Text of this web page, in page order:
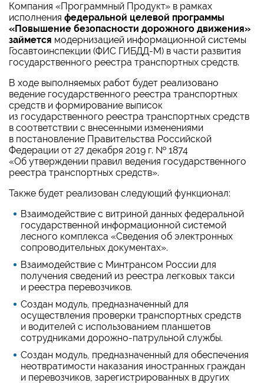
Компания «Программный Продукт» в рамках
исполнения федеральной целевой программы
«Повышение безопасности дорожного движения»
займется модернизацией информационной системы
Госавтоинспекции (ФИС ГИБДД-М) в части развития
государственного реестра транспортных средств.
В ходе выполняемых работ будет реализовано
ведение государственного реестра транспортных
средств и формирование выписок
из государственного реестра транспортных средств
в соответствии с внесенными изменениями
в постановление Правительства Российской
Федерации от 27 декабря 2019 г. № 1874
«Об утверждении правил ведения государственного
реестра транспортных средств».
Также будет реализован следующий функционал:
Взаимодействие с витриной данных федеральной
государственной информационной системой
лесного комплекса «Сведения об электронных
сопроводительных документах».
Взаимодействие с Минтрансом России для
получения сведений из реестра легковых такси
и реестра перевозчиков.
Создан модуль, предназначенный для
осуществления проверки транспортных средств
и водителей с использованием планшетов
сотрудниками дорожно-патрульной службы.
Создан модуль, предназначенный для обеспечения
неотвратимости наказания иностранных граждан
и перевозчиков, зарегистрированных в других